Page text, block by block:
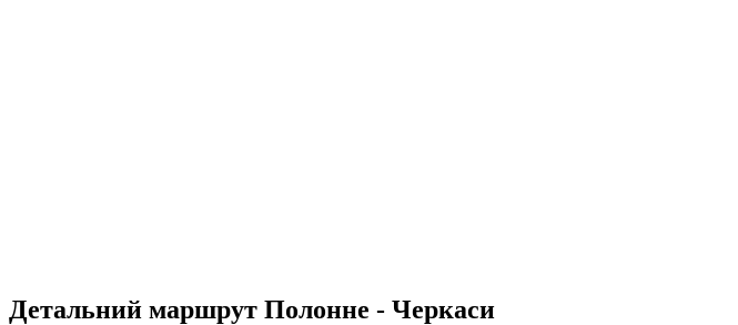
Детальний маршрут Полонне - Черкаси